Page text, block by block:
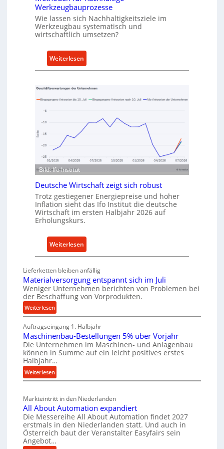
r
t
A
k
a
u
I
r
i
e
-
s
t
z
t
i
l
e
n
e
n
Werkzeugbauprozesse
Wie lassen sich Nachhaltigkeitsziele im
Werkzeugbau systematisch und
wirtschaftlich umsetzen?
Weiterlesen
M
t
h
e
ü
r
n
a
c
h
a
t
i
g
e
W
k
z
e
b
u
p
r
o
Bild: Ifo Institut
Deutsche Wirtschaft zeigt sich robust
Trotz gestiegener Energiepreise und hoher
Inflation sieht das Ifo Institut die deutsche
Wirtschaft im ersten Halbjahr 2026 auf
Erholungskurs.
Weiterlesen
D
u
t
s
h
e
W
s
h
a
f
t
Lieferketten bleiben anfällig
Materialversorgung entspannt sich im Juli
Weniger Unternehmen berichten von Problemen bei
der Beschaffung von Vorprodukten.
Weiterlesen:
M
a
t
e
r
i
a
l
e
r
s
o
Auftragseingang 1. Halbjahr
Maschinenbau-Bestellungen 5% über Vorjahr
Die Unternehmen im Maschinen- und Anlagenbau
können in Summe auf ein leicht positives erstes
Halbjahr…
Weiterlesen:
M
s
c
h
i
n
Markteintritt in den Niederlanden
All About Automation expandiert
Die Messereihe All About Automation findet 2027
erstmals in den Niederlanden statt. Und auch in
Österreich baut der Veranstalter Easyfairs sein
Angebot…